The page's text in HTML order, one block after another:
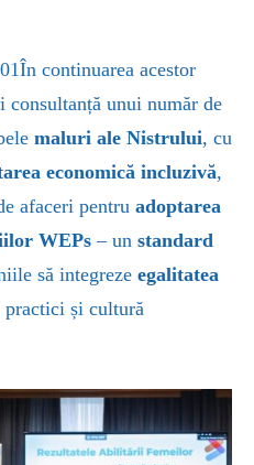
În continuarea acestor
consultanță unui număr de
maluri ale Nistrului, cu
economică incluzivă,
afaceri pentru adoptarea
WEPs – un standard
să integreze egalitatea
și cultură